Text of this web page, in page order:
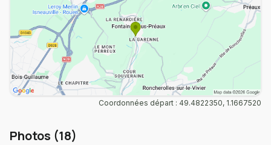
Coordonnées départ : 49.4822350, 1.1667520
Photos (18)